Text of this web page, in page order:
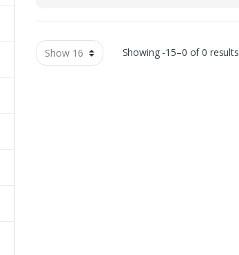
Showing -15–0 of 0 results